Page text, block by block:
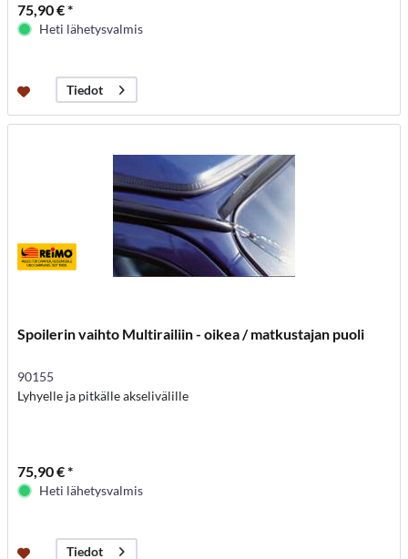
75,90 € *
Heti lähetysvalmis
Tiedot
Spoilerin vaihto Multirailiin - oikea / matkustajan puoli
90155
Lyhyelle ja pitkälle akselivälille
75,90 € *
Heti lähetysvalmis
Tiedot